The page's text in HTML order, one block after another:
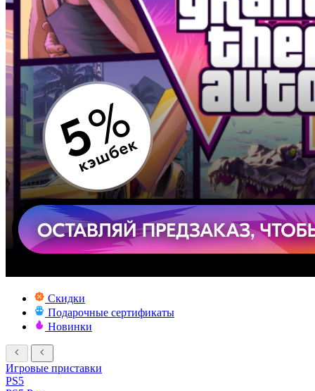
Скидки
Подарочные сертификаты
Новинки
Игровые приставки
PS5